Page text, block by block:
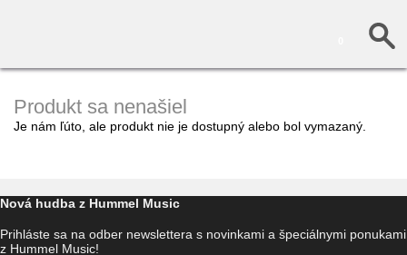
Produkt sa nenašiel
Je nám ľúto, ale produkt nie je dostupný alebo bol vymazaný.
Nová hudba z Hummel Music
Prihláste sa na odber newslettera s novinkami a špeciálnymi ponukami
z Hummel Music!